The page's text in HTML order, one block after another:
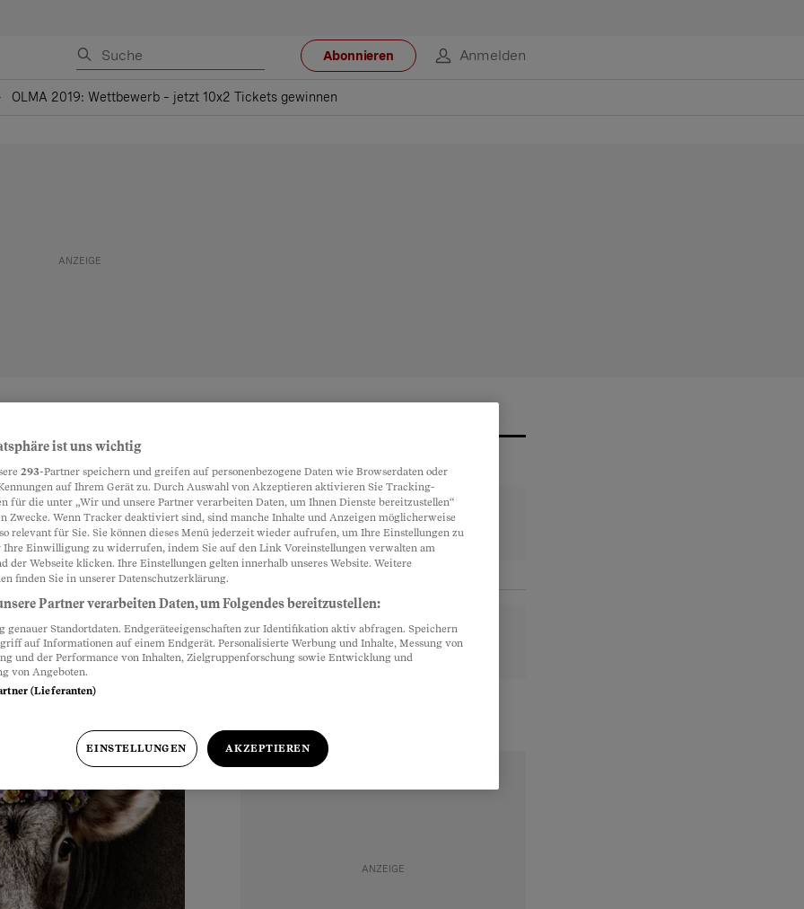
Abonnieren Anmelden
OLMA 2019: Wettbewerb – jetzt 10x2 Tickets gewinnen
2019
zum 77. Mal die
für die grösste
am 7. Oktober
ist uns wichtig
293-Partner speichern und greifen auf personenbezogene Daten wie Browserdaten oder
auf Ihrem Gerät zu. Durch Auswahl von Akzeptieren aktivieren Sie Tracking-
für die unter „Wir und unsere Partner verarbeiten Daten, um Ihnen Dienste bereitzustellen“
Zwecke. Wenn Tracker deaktiviert sind, sind manche Inhalte und Anzeigen möglicherweise
relevant für Sie. Sie können dieses Menü jederzeit wieder aufrufen, um Ihre Einstellungen zu
Ihre Einwilligung zu widerrufen, indem Sie auf den Link Voreinstellungen verwalten am
der Webseite klicken. Ihre Einstellungen gelten innerhalb unseres Website. Weitere
finden Sie in unserer Datenschutzerklärung.
Partner verarbeiten Daten, um Folgendes bereitzustellen:
genauer Standortdaten. Endgeräteeigenschaften zur Identifikation aktiv abfragen. Speichern
auf Informationen auf einem Endgerät. Personalisierte Werbung und Inhalte, Messung von
und der Performance von Inhalten, Zielgruppenforschung sowie Entwicklung und
von Angeboten.
(Lieferanten)
EINSTELLUNGEN AKZEPTIEREN